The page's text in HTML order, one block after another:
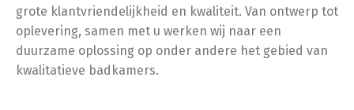
grote klantvriendelijkheid en kwaliteit. Van ontwerp tot
oplevering, samen met u werken wij naar een
duurzame oplossing op onder andere het gebied van
kwalitatieve badkamers.